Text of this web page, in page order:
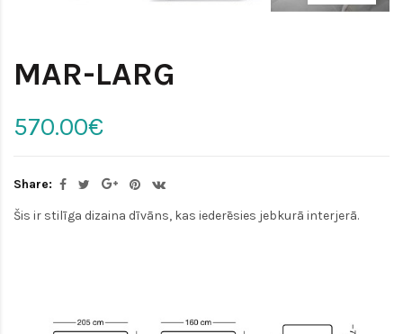
MAR-LARG
570.00€
Share:
Šis ir stilīga dizaina dīvāns, kas iederēsies jebkurā interjerā.